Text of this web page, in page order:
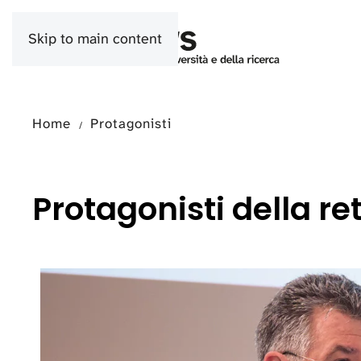
Skip to main content
Home Protagonisti
Protagonisti della